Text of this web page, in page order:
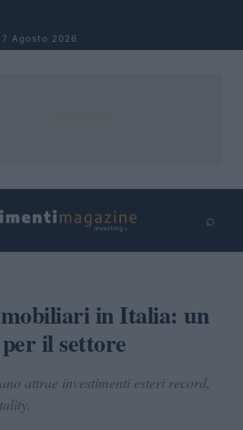
7 Agosto 2026
⌕
in Italia: un
il settore
attrae investimenti esteri record,